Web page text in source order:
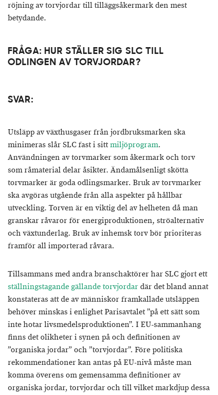
röjning av torvjordar till tilläggsåkermark den mest
betydande.
​FRÅGA: HUR STÄLLER SIG SLC TILL
ODLINGEN AV TORVJORDAR?
SVAR:
Utsläpp av växthusgaser från jordbruksmarken ska
minimeras slår SLC fast i sittmiljöprogram.
Användningen av torvmarker som åkermark och torv
som råmaterial delar åsikter. Ändamålsenligt skötta
torvmarker är goda odlingsmarker. Bruk av torvmarker
ska avgöras utgående från alla aspekter på hållbar
utveckling. Torven är en viktig del av helheten då man
granskar råvaror för energiproduktionen, ströalternativ
och växtunderlag. Bruk av inhemsk torv bör prioriteras
framför all importerad råvara.
Tillsammans med andra branschaktörer har SLC gjort ett
ställningstagande gällande torvjordardär det bland annat
konstateras att de av människor framkallade utsläppen
behöver minskas i enlighet Parisavtalet ”på ett sätt som
inte hotar livsmedelsproduktionen”. I EU-sammanhang
finns det olikheter i synen på och definitionen av
”organiska jordar” och ”torvjordar”. Före politiska
rekommendationer kan antas på EU-nivå måste man
komma överens om gemensamma definitioner av
organiska jordar, torvjordar och till vilket markdjup dessa